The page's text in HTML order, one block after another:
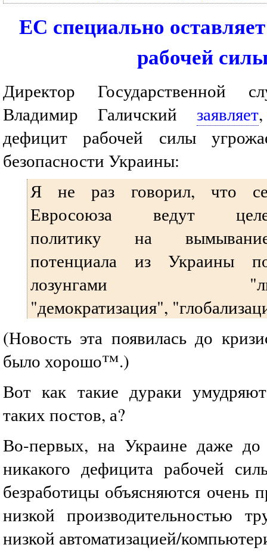
ЕС специально
рабочей
Директор Государственной
Владимир Галичский заявляет
дефицит рабочей силы
безопасности Украины:
Я не раз говорил, что
Евросоюза ведут
политику на
потенциала из Украины
лозунгами
"демократизация",
(Новость эта появилась до
было хорошо™.)
Вот как такие дураки
таких постов, а?
Во-первых, на Украине даже
никакого дефицита рабочей
безработицы объясняются очень
низкой производительностью
низкой автоматизацией/